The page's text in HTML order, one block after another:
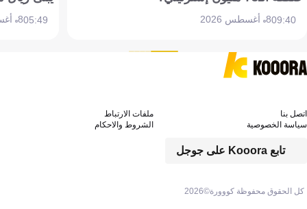
09:408 أغسطس 2026 05:498 أغسطس 2026
كل الحقوق محفوظة كووورة©2026
تابع Kooora على جوجل
اتصل بنا
ملفات الارتباط
سياسة الخصوصية
الشروط والاحكام